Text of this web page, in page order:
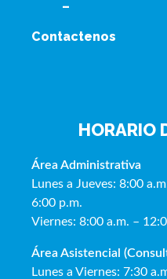
–
Contactenos
HORARIO
Área Administrativa
Lunes a Jueves: 8:00
6:00 p.m.
Viernes: 8:00 a.m. –
Área Asistencial
Lunes a Viernes: 7:30